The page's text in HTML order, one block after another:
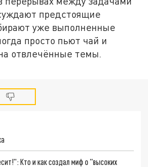
предстоящие
уже выполненные
просто пьют чай и
отвлечённые темы.
Кто и как создал миф о "высоких